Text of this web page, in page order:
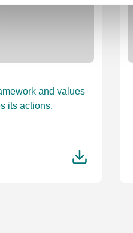
and values
its actions.